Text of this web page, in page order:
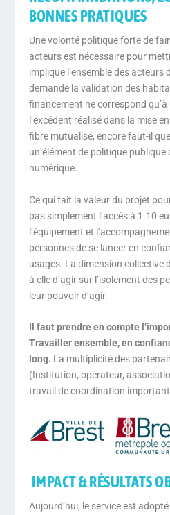
BONNES PRATIQUES
Une volonté politique forte de
acteurs est nécessaire pour
implique l’ensemble des acteurs
demande la validation des
financement ne correspond
l’excédent réalisé dans la mise
fibre mutualisé, encore faut-il
un élément de politique publique
numérique.
Ce qui fait la valeur du projet
pas simplement l’accès à 1.10
l’équipement et
personnes de se lancer en
usages. La dimension collective
à elle d’agir sur l’isolement des
leur pouvoir d’agir.
Il faut prendre en compte
Travailler ensemble, en
long. La multiplicité des
(Institution, opérateur,
travail de coordination
IMPACT & RÉSULTATS
Aujourd’hui, le service est